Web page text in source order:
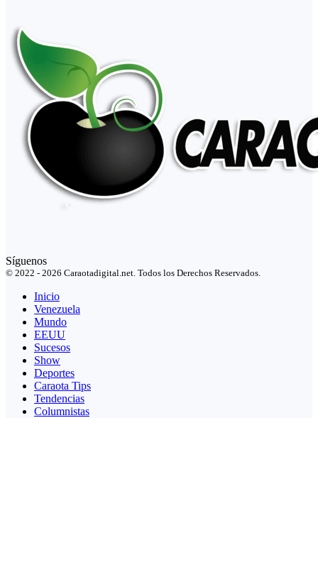
Síguenos
© 2022 - 2026 Caraotadigital.net. Todos los Derechos Reservados.
Inicio
Venezuela
Mundo
EEUU
Sucesos
Show
Deportes
Caraota Tips
Tendencias
Columnistas